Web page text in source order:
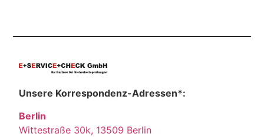
Unsere Korrespondenz-Adressen*:
Berlin
Wittestraße 30k, 13509 Berlin